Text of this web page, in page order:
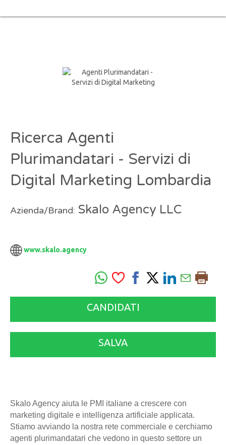
Ricerca Agenti
Plurimandatari - Servizi di
Digital Marketing Lombardia
Azienda/Brand: Skalo Agency LLC
www.skalo.agency
CANDIDATI
SALVA
Skalo Agency aiuta le PMI italiane a crescere con
marketing digitale e intelligenza artificiale applicata.
Stiamo avviando la nostra rete commerciale e cerchiamo
agenti plurimandatari che vedono in questo settore un